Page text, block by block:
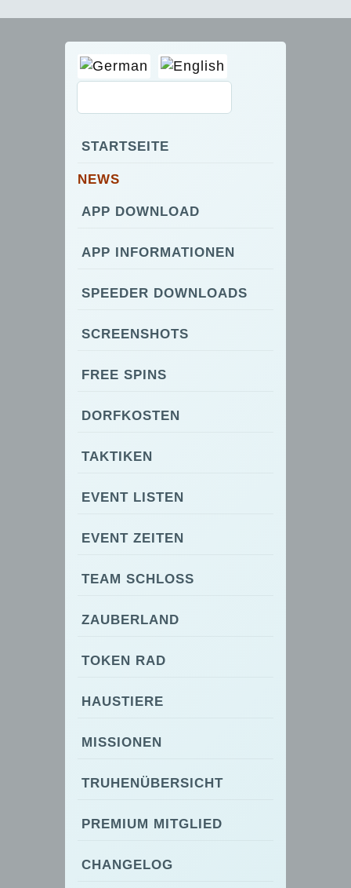
STARTSEITE
NEWS
APP DOWNLOAD
APP INFORMATIONEN
SPEEDER DOWNLOADS
SCREENSHOTS
FREE SPINS
DORFKOSTEN
TAKTIKEN
EVENT LISTEN
EVENT ZEITEN
TEAM SCHLOSS
ZAUBERLAND
TOKEN RAD
HAUSTIERE
MISSIONEN
TRUHENÜBERSICHT
PREMIUM MITGLIED
CHANGELOG